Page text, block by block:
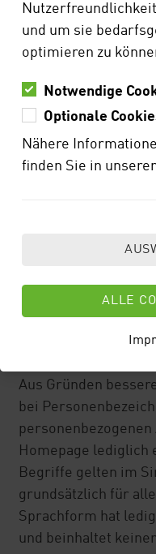
Weitere Fotos sind
(WBK, MIA) bzw.
Verfügung gestellt:
K-Drones,
Lenksysteme, Frey
Maschinenring
PV-Steel Group
HINWEIS
DER
Aus Gründen
bei
Homepage lediglich
Begriffe gelten im
grundsätzlich für
Sprachform hat
und beinhaltet
und um sie
optimieren zu
Notwendige
Optionale
Nähere
finden Sie in unserer